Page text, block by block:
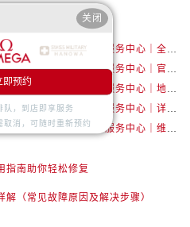
内蒙古自治区鄂尔多斯市东胜区伊金霍洛街售后服务中心（需提前预约）
内蒙古自治区呼伦贝尔市海拉尔区中央街售后服务中心（需提前预约）
内蒙古自治区通辽市科尔沁区明仁大街售后服务中心（需提前预约）
欧米茄中国官方售后服务中心｜服务热线及详细地址权威信息公告（2026年7月最新）
欧米茄中国官方售后服务中心｜全部地址与售后电话权威信息声明（2026年7月最新）
线权威信息公告（2026年7月最新）
欧米茄中国官方售后服务中心｜官方电话和维修地址权威信息公告（2026年7月最新）
欧米茄中国官方售后服务中心｜网点地址和官方热线权威信息通知（2026年7月最新）
欧米茄中国官方售后服务中心｜地址与24小时服务电话权威信息公告（2026年7月最新）
告（2026年7月最新）
欧米茄中国官方售后服务中心｜详细地址与官方电话权威信息通告（2026年7月最新）
址权威信息公告（2026年7月最新）
欧米茄中国官方售后服务中心｜维修地址与售后服务电话权威信息声明（2026年7月最新）
指南助你轻松修复
（常见故障原因及解决步骤）
关闭
即预约
队，到店即享服务
取消，可随时重新预约